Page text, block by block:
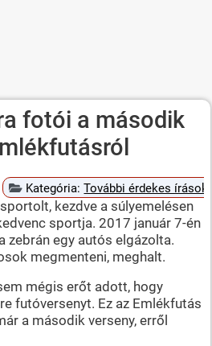
fotói a második
Kategória:További érdekes írások
kezdve a súlyemelésen
sportja. 2017 január 7-én
zebrán egy autós elgázolta.
megmenteni, meghalt.
mégis erőt adott, hogy
futóversenyt. Ez az Emlékfutás
a második verseny, erről